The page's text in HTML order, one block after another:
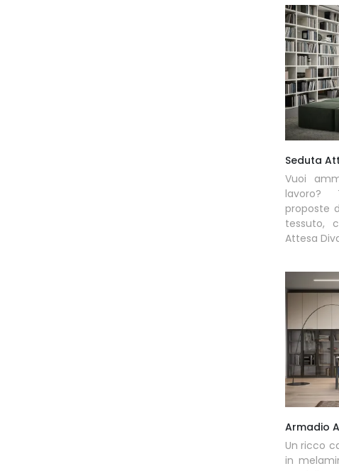
Seduta
Vuoi
lavoro?
proposte
tessuto,
Attesa
Armadio
Un ricco
in